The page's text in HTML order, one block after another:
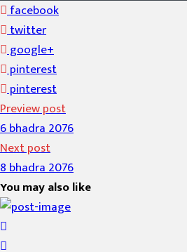
facebook
twitter
google+
pinterest
pinterest
Preview post
6 bhadra 2076
Next post
8 bhadra 2076
You may also like